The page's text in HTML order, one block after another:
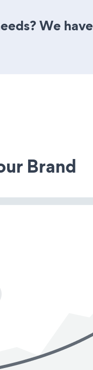
We have
Brand